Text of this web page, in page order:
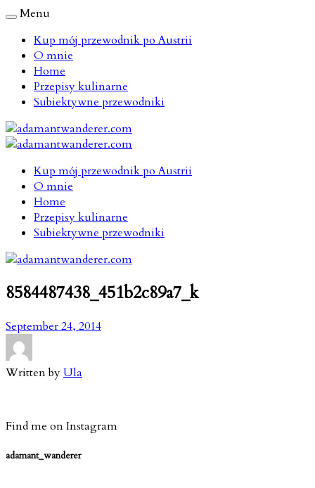
Menu
Kup mój przewodnik po Austrii
O mnie
Home
Przepisy kulinarne
Subiektywne przewodniki
Kup mój przewodnik po Austrii
O mnie
Home
Przepisy kulinarne
Subiektywne przewodniki
8584487438_451b2c89a7_k
September 24, 2014
Written byUla
Find me on Instagram
adamant_wanderer